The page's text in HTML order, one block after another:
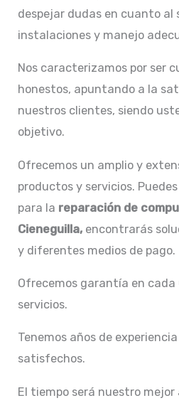
despejar dudas en cuanto al
instalaciones y manejo
Nos caracterizamos por ser
honestos, apuntando a la
nuestros clientes, siendo
objetivo.
Ofrecemos un amplio y
productos y servicios.
para la reparación de
Cieneguilla, encontrarás
y diferentes medios de pago.
Ofrecemos garantía en cada
servicios.
Tenemos años de
satisfechos.
El tiempo será nuestro mejor